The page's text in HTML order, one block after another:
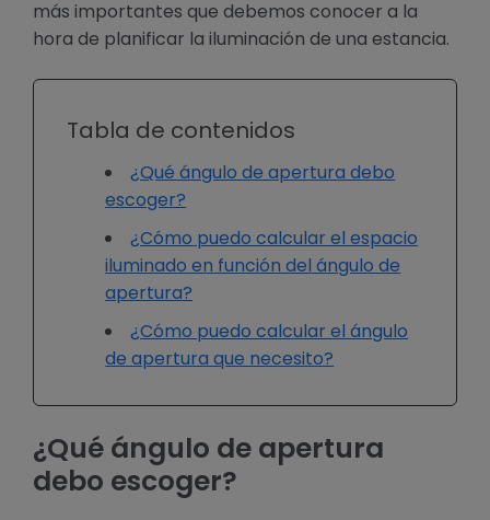
más importantes que debemos conocer a la
hora de planificar la iluminación de una estancia.
Tabla de contenidos
¿Qué ángulo de apertura debo
escoger?
¿Cómo puedo calcular el espacio
iluminado en función del ángulo de
apertura?
¿Cómo puedo calcular el ángulo
de apertura que necesito?
¿Qué ángulo de apertura
debo escoger?